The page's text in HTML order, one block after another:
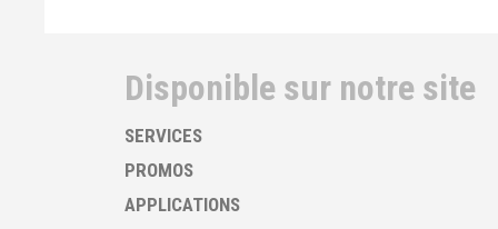
Disponible sur notre site
SERVICES
PROMOS
APPLICATIONS